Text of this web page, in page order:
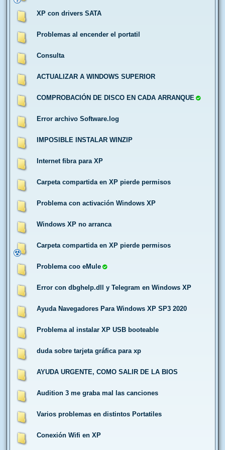
XP con drivers SATA
Problemas al encender el portatil
Consulta
ACTUALIZAR A WINDOWS SUPERIOR
COMPROBACIÓN DE DISCO EN CADA ARRANQUE
Error archivo Software.log
IMPOSIBLE INSTALAR WINZIP
Internet fibra para XP
Carpeta compartida en XP pierde permisos
Problema con activación Windows XP
Windows XP no arranca
Carpeta compartida en XP pierde permisos
Problema coo eMule
Error con dbghelp.dll y Telegram en Windows XP
Ayuda Navegadores Para Windows XP SP3 2020
Problema al instalar XP USB booteable
duda sobre tarjeta gráfica para xp
AYUDA URGENTE, COMO SALIR DE LA BIOS
Audition 3 me graba mal las canciones
Varios problemas en distintos Portatiles
Conexión Wifi en XP